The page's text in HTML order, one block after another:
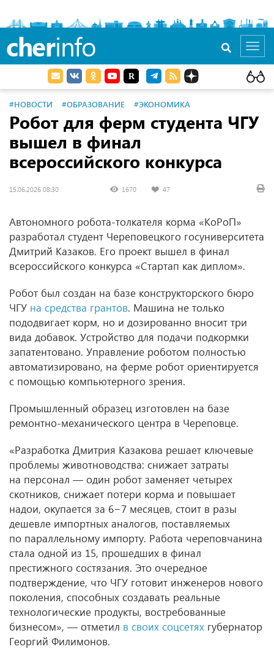
cherinfo
#НОВОСТИ #ОБРАЗОВАНИЕ #ЭКОНОМИКА
Робот для ферм студента ЧГУ
вышел в финал
всероссийского конкурса
15.06.2026 08:30 1670 47
Автономного робота-толкателя корма «КоРоП»
разработал студент Череповецкого госуниверситета
Дмитрий Казаков. Его проект вышел в финал
всероссийского конкурса «Стартап как диплом».
Робот был создан на базе конструкторского бюро
ЧГУ на средства грантов. Машина не только
пододвигает корм, но и дозированно вносит три
вида добавок. Устройство для подачи подкормки
запатентовано. Управление роботом полностью
автоматизировано, на ферме робот ориентируется
с помощью компьютерного зрения.
Промышленный образец изготовлен на базе
ремонтно-механического центра в Череповце.
«Разработка Дмитрия Казакова решает ключевые
проблемы животноводства: снижает затраты
на персонал — один робот заменяет четырех
скотников, снижает потери корма и повышает
надои, окупается за 6−7 месяцев, стоит в разы
дешевле импортных аналогов, поставляемых
по параллельному импорту. Работа череповчанина
стала одной из 15, прошедших в финал
престижного состязания. Это очередное
подтверждение, что ЧГУ готовит инженеров нового
поколения, способных создавать реальные
технологические продукты, востребованные
бизнесом», — отметил в своих соцсетях губернатор
Георгий Филимонов.